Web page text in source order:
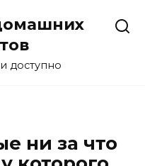
доступно
ни за что